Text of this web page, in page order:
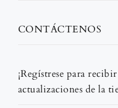
¡Regístrese para
actualizaciones de la
CONTÁCTENOS